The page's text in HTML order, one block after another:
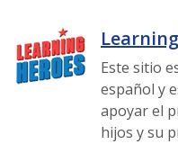
Este sitio
español y
apoyar el
hijos y su